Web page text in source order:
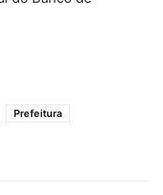
Prefeitura